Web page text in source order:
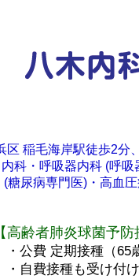
区 稲毛海岸駅徒歩2分
内科・呼吸器内科 (呼
(糖尿病専門医)・高血
【高齢者肺炎球菌予
・公費 定期接種（65
・自費接種も受け付